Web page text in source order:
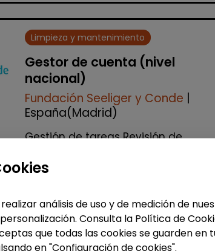
Limpieza y mantenimiento
Gestor de cuenta (nivel
nacional)
Fundación Seeliger y Conde
España(Madrid)
Gestión de tareas Revisión de
Auditorías internas y gestión de
incidencias Realización de visitas a
% de respuesta: 100,00%
análisis de uso y de medición de
Consulta la Política de
que todas las cookies se guarden en
en "Configuración de cookies".